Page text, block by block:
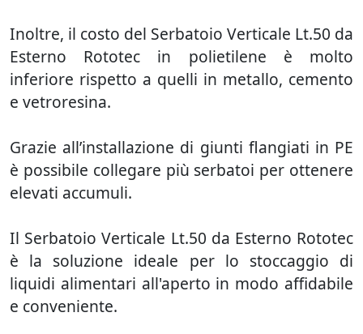
Inoltre, il costo del Serbatoio Verticale Lt.50 da
Esterno Rototec in polietilene è molto
inferiore rispetto a quelli in metallo, cemento
e vetroresina.
Grazie all’installazione di giunti flangiati in PE
è possibile collegare più serbatoi per ottenere
elevati accumuli.
Il Serbatoio Verticale Lt.50 da Esterno Rototec
è la soluzione ideale per lo stoccaggio di
liquidi alimentari all'aperto in modo affidabile
e conveniente.